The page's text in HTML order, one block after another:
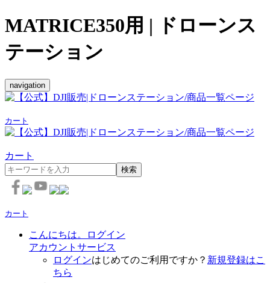
MATRICE350用 | ドローンス
テーション
navigation
カート
カート
検索
カート
こんにちは。ログイン
アカウントサービス
ログインはじめてのご利用ですか？ 新規登録はこ
ちら